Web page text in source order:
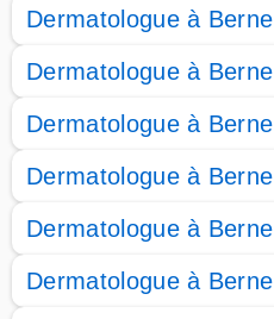
Dermatologue à Berne
Dermatologue à Berne
Dermatologue à Berne
Dermatologue à Berne
Dermatologue à Berne
Dermatologue à Berne